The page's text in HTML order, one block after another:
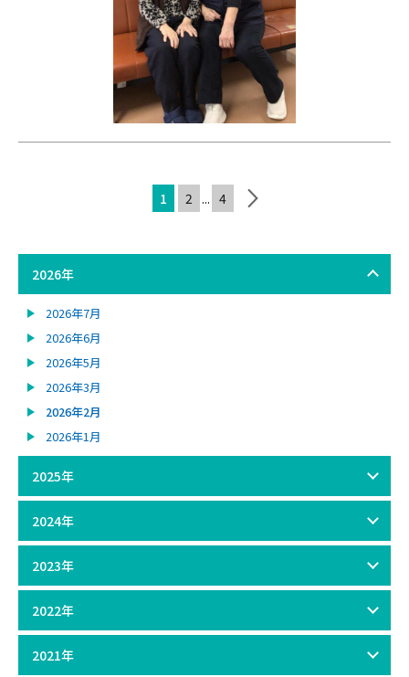
1 2 ... 4
2026年
2026年7月
2026年6月
2026年5月
2026年3月
2026年2月
2026年1月
2025年
2024年
2023年
2022年
2021年